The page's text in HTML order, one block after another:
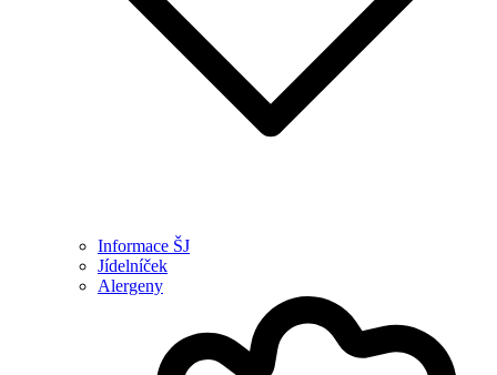
Informace ŠJ
Jídelníček
Alergeny